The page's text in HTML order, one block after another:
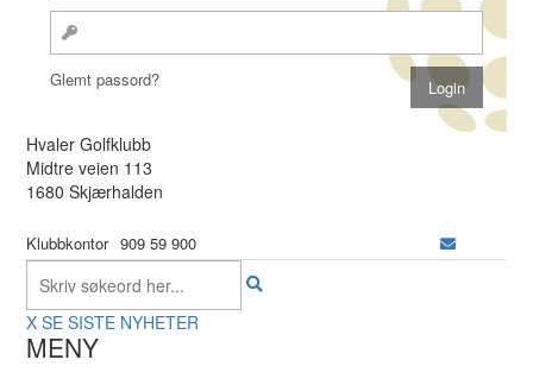
Glemt passord?
Hvaler Golfklubb
Midtre veien 113
1680 Skjærhalden
Klubbkontor 909 59 900
X SE SISTE NYHETER
MENY